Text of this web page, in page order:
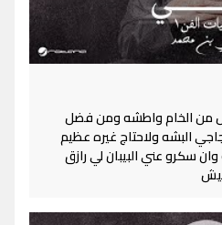
من الخام واطشه ومن فضل
البشه ولاحتاج غيره عظيم
سكرو عني البيبان لي رازق